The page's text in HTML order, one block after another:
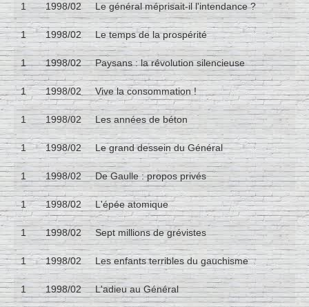
1 1998/02 Le général méprisait-il l'intendance ?
1 1998/02 Le temps de la prospérité
1 1998/02 Paysans : la révolution silencieuse
1 1998/02 Vive la consommation !
1 1998/02 Les années de béton
1 1998/02 Le grand dessein du Général
1 1998/02 De Gaulle : propos privés
1 1998/02 L'épée atomique
1 1998/02 Sept millions de grévistes
1 1998/02 Les enfants terribles du gauchisme
1 1998/02 L'adieu au Général